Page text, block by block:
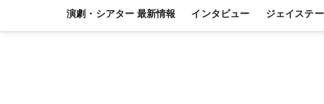
演劇・シアター 最新情報 インタビュー ジェイステ